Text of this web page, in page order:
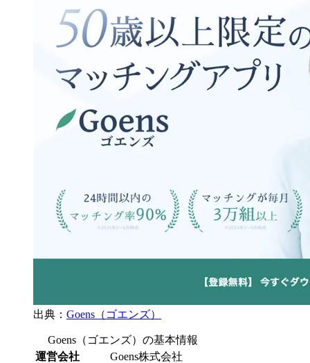
出典： Goens（ゴエンズ）
Goens（ゴエンズ）の基本情報
運営会社
Goens株式会社